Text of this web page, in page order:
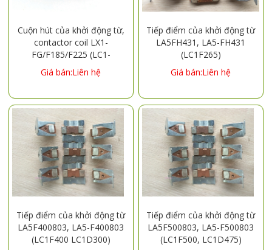
Cuộn hút của khởi động từ,
contactor coil LX1-
FG/F185/F225 (LC1-
D205/D245) 220V 380V
Giá bán:Liên hệ
Tiếp điểm của khởi động từ
LA5FH431, LA5-FH431
(LC1F265)
Giá bán:Liên hệ
Tiếp điểm của khởi động từ
LA5F400803, LA5-F400803
(LC1F400 LC1D300)
Tiếp điểm của khởi động từ
LA5F500803, LA5-F500803
(LC1F500, LC1D475)